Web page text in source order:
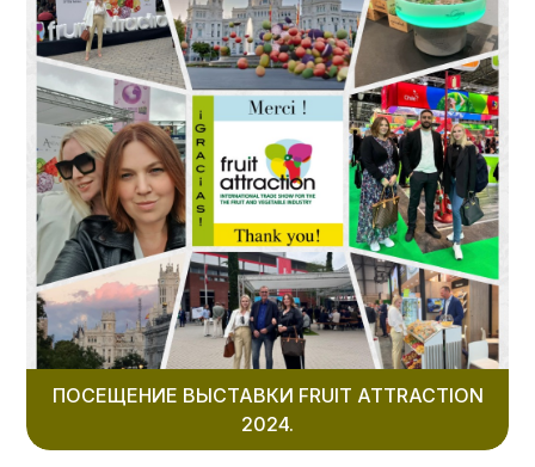
ПОСЕЩЕНИЕ ВЫСТАВКИ FRUIT ATTRACTION
2024.